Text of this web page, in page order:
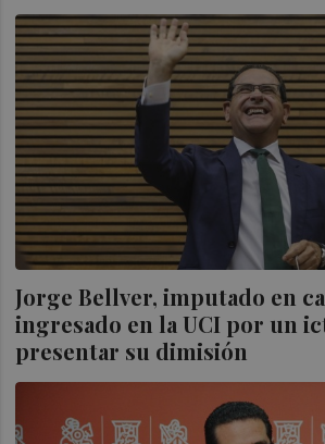
Jorge Bellver, imputado en
ingresado en la UCI por un
presentar su dimisión